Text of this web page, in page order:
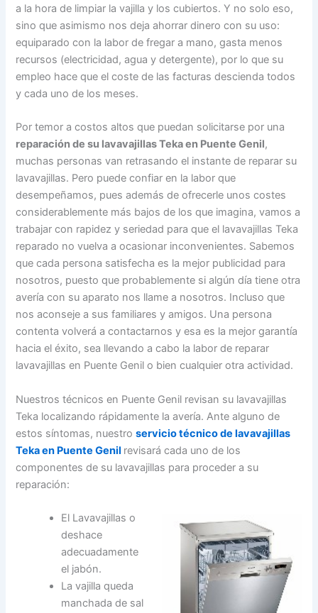
a la hora de limpiar la vajilla y los cubiertos. Y no solo eso,
sino que asimismo nos deja ahorrar dinero con su uso:
equiparado con la labor de fregar a mano, gasta menos
recursos (electricidad, agua y detergente), por lo que su
empleo hace que el coste de las facturas descienda todos
y cada uno de los meses.
Por temor a costos altos que puedan solicitarse por una
reparación de su lavavajillas Teka en Puente Genil,
muchas personas van retrasando el instante de reparar su
lavavajillas. Pero puede confiar en la labor que
desempeñamos, pues además de ofrecerle unos costes
considerablemente más bajos de los que imagina, vamos a
trabajar con rapidez y seriedad para que el lavavajillas Teka
reparado no vuelva a ocasionar inconvenientes. Sabemos
que cada persona satisfecha es la mejor publicidad para
nosotros, puesto que probablemente si algún día tiene otra
avería con su aparato nos llame a nosotros. Incluso que
nos aconseje a sus familiares y amigos. Una persona
contenta volverá a contactarnos y esa es la mejor garantía
hacia el éxito, sea llevando a cabo la labor de reparar
lavavajillas en Puente Genil o bien cualquier otra actividad.
Nuestros técnicos en Puente Genil revisan su lavavajillas
Teka localizando rápidamente la avería. Ante alguno de
estos síntomas, nuestroservicio técnico de lavavajillas
Teka en Puente Genil revisará cada uno de los
componentes de su lavavajillas para proceder a su
reparación:
El Lavavajillas o
deshace
adecuadamente
el jabón.
La vajilla queda
manchada de sal